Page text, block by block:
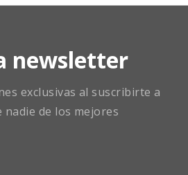
newsletter
exclusivas al suscribirte a
de los mejores